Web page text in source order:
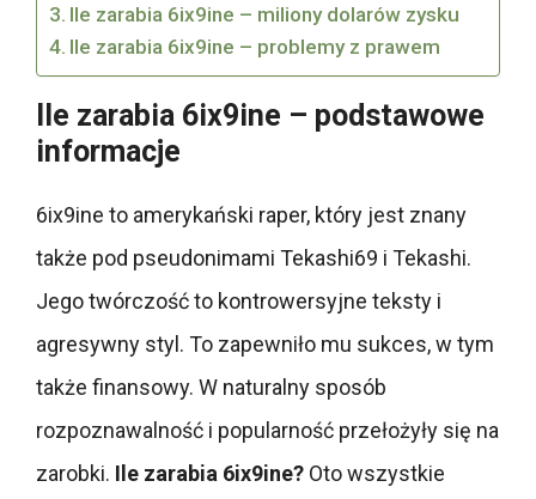
Ile zarabia 6ix9ine – miliony dolarów zysku
Ile zarabia 6ix9ine – problemy z prawem
Ile zarabia 6ix9ine – podstawowe
informacje
6ix9ine to amerykański raper, który jest znany
także pod pseudonimami Tekashi69 i Tekashi.
Jego twórczość to kontrowersyjne teksty i
agresywny styl. To zapewniło mu sukces, w tym
także finansowy. W naturalny sposób
rozpoznawalność i popularność przełożyły się na
zarobki. Ile zarabia 6ix9ine? Oto wszystkie